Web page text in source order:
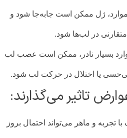
ژل ممکن است جابه‌جا شود و
در لب‌ها شود.
بسیار نادر، ممکن است عصب لب
یا اختلال در حرکت لب شود.
تاثیر می‌گذارند:
و ماهر می‌تواند احتمال بروز